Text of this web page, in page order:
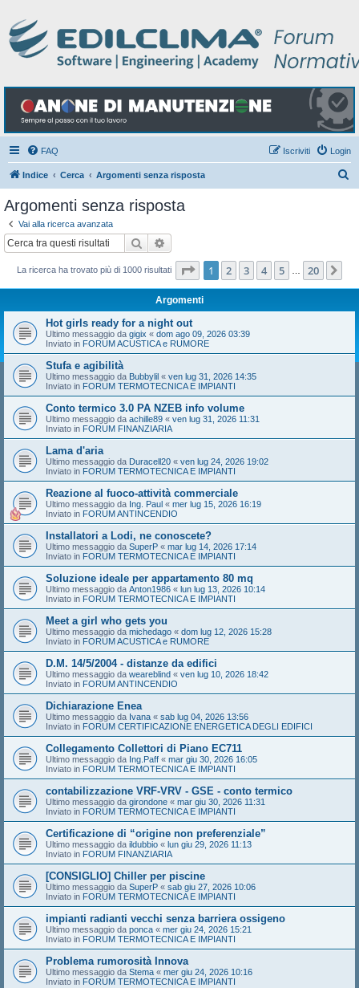
FAQ Login
Iscriviti
Indice Cerca Argomenti senza risposta
Argomenti senza risposta
Vai alla ricerca avanzata
Cerca
La ricerca ha trovato più di 1000 risultati Pagina di 20
1 2 3 4 5 20
Argomenti
Hot girls ready for a night out
Ultimo messaggio da gigix « dom ago 09, 2026 03:39
Inviato in FORUM ACUSTICA e RUMORE
Stufa e agibilità
Ultimo messaggio da Bubbylil « ven lug 31, 2026 14:35
Inviato in FORUM TERMOTECNICA E IMPIANTI
Conto termico 3.0 PA NZEB info volume
Ultimo messaggio da achille89 « ven lug 31, 2026 11:31
Inviato in FORUM FINANZIARIA
Lama d'aria
Ultimo messaggio da Duracell20 « ven lug 24, 2026 19:02
Inviato in FORUM TERMOTECNICA E IMPIANTI
Reazione al fuoco-attività commerciale
Ultimo messaggio da Ing. Paul « mer lug 15, 2026 16:19
Inviato in FORUM ANTINCENDIO
Installatori a Lodi, ne conoscete?
Ultimo messaggio da SuperP « mar lug 14, 2026 17:14
Inviato in FORUM TERMOTECNICA E IMPIANTI
Soluzione ideale per appartamento 80 mq
Ultimo messaggio da Anton1986 « lun lug 13, 2026 10:14
Inviato in FORUM TERMOTECNICA E IMPIANTI
Meet a girl who gets you
Ultimo messaggio da michedago « dom lug 12, 2026 15:28
Inviato in FORUM ACUSTICA e RUMORE
D.M. 14/5/2004 - distanze da edifici
Ultimo messaggio da weareblind « ven lug 10, 2026 18:42
Inviato in FORUM ANTINCENDIO
Dichiarazione Enea
Ultimo messaggio da Ivana « sab lug 04, 2026 13:56
Inviato in FORUM CERTIFICAZIONE ENERGETICA DEGLI EDIFICI
Collegamento Collettori di Piano EC711
Ultimo messaggio da Ing.Paff « mar giu 30, 2026 16:05
Inviato in FORUM TERMOTECNICA E IMPIANTI
contabilizzazione VRF-VRV - GSE - conto termico
Ultimo messaggio da girondone « mar giu 30, 2026 11:31
Inviato in FORUM TERMOTECNICA E IMPIANTI
Certificazione di “origine non preferenziale”
Ultimo messaggio da ildubbio « lun giu 29, 2026 11:13
Inviato in FORUM FINANZIARIA
[CONSIGLIO] Chiller per piscine
Ultimo messaggio da SuperP « sab giu 27, 2026 10:06
Inviato in FORUM TERMOTECNICA E IMPIANTI
impianti radianti vecchi senza barriera ossigeno
Ultimo messaggio da ponca « mer giu 24, 2026 15:21
Inviato in FORUM TERMOTECNICA E IMPIANTI
Problema rumorosità Innova
Ultimo messaggio da Stema « mer giu 24, 2026 10:16
Inviato in FORUM TERMOTECNICA E IMPIANTI